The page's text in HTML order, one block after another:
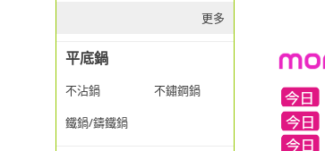
更多
平底鍋
不沾鍋
不鏽鋼鍋
鐵鍋/鑄鐵鍋